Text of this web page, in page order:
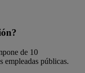
de 10
empleadas públicas.